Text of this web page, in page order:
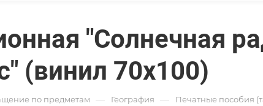
"Солнечная
(винил 70x100)
по предметам — География —
Печатные пособия